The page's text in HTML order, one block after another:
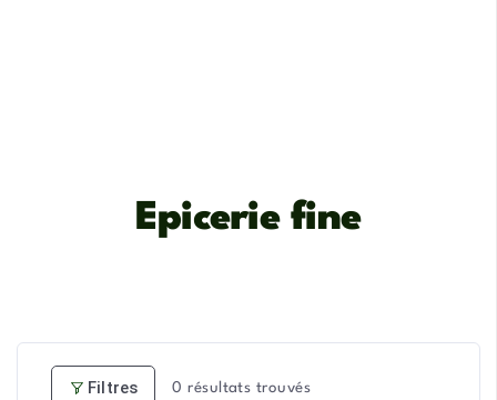
Epicerie fine
Filtres 0 résultats trouvés